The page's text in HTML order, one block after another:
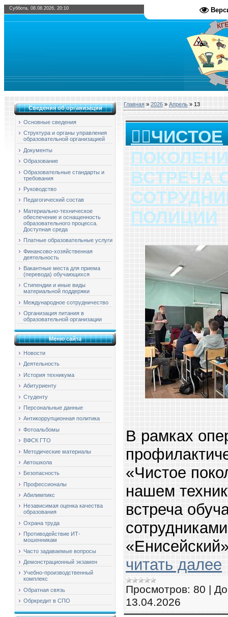
Суббота, 08.08.2026, 20:10
Сведения об организации
Основные сведения
Структура и органы управления
образовательной организацией
Документы
Образование
Образовательные стандарты и
требования
Руководство
Педагогический состав
Материально-техническое
обеспечение и оснащенность
образовательного процесса.
Доступная среда
Платные образовательные услуги
Финансово-хозяйственная
деятельность
Вакантные места для приема
(перевода) обучающихся
Стипендии и иные виды
материальной поддержки
Международное сотрудничество
Организация питания в
образовательной организации
Меню сайта
Новости
Деятельность
История техникума
Абитуриенту
Студенту
Персональные данные
Антикоррупционная политика
Фотоальбомы
ВФСК ГТО
Методические материалы
Автошкола
Безопасность
Профессионалы
Абилимпикс
Независимая оценка качества
образования
Охрана труда
Противодействие ИТ-
мошенникам
Часто задаваемые вопросы
Демонстрационный экзамен
Учебно-производственный
комплекс
Обратная связь
Обркредит в СПО
Главная » 2026 » Апрель » 13
👮‍♂ЧИСТОЕ
ВСТРЕЧА
ПОЛИЦИИ
В рамках
«Чистое
нашем
встреча
читать далее
Просмотров: 80 |
13.04.2026